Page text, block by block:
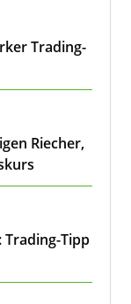
Trading-
Riecher,
Trading-Tipp